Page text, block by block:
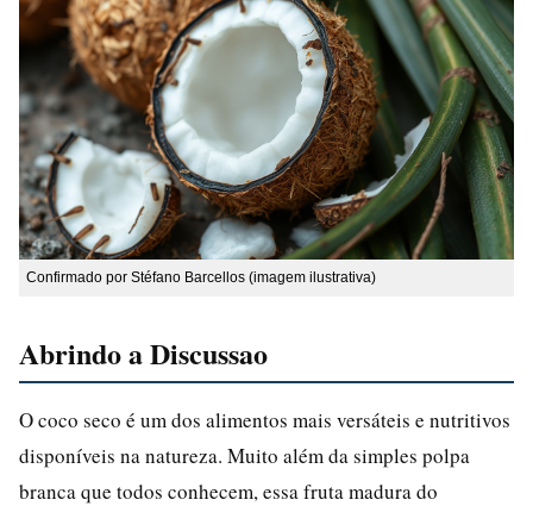
Confirmado por Stéfano Barcellos (imagem ilustrativa)
Abrindo a Discussao
O coco seco é um dos alimentos mais versáteis e nutritivos
disponíveis na natureza. Muito além da simples polpa
branca que todos conhecem, essa fruta madura do